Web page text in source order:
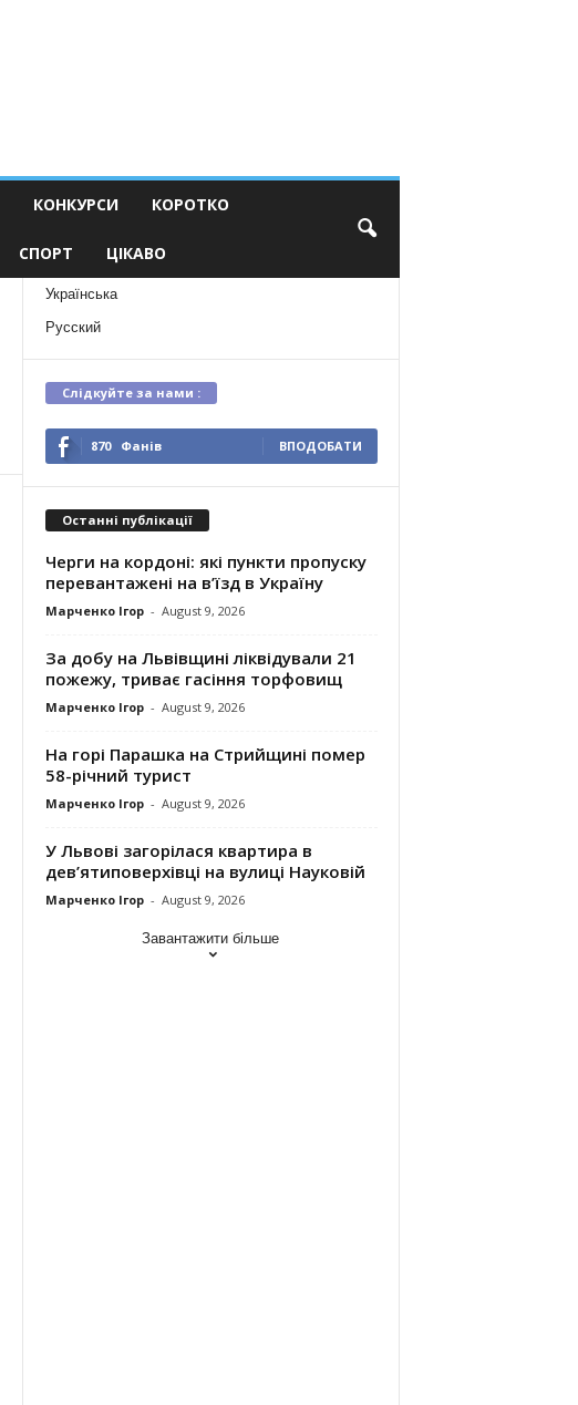
КОНКУРСИ КОРОТКО
СПОРТ ЦІКАВО
Українська
Русский
Слідкуйте за нами :
870 Фанів ВПОДОБАТИ
Останні публікації
Черги на кордоні: які пункти пропуску
перевантажені на в’їзд в Україну
Марченко Ігор - August 9, 2026
За добу на Львівщині ліквідували 21
пожежу, триває гасіння торфовищ
Марченко Ігор - August 9, 2026
На горі Парашка на Стрийщині помер
58-річний турист
Марченко Ігор - August 9, 2026
У Львові загорілася квартира в
дев’ятиповерхівці на вулиці Науковій
Марченко Ігор - August 9, 2026
Завантажити більше